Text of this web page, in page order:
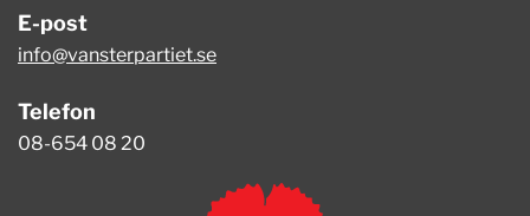
E-post
info@vansterpartiet.se
Telefon
08-654 08 20